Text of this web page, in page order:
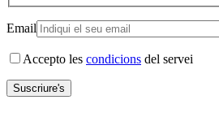
Email
Accepto les condicions del servei